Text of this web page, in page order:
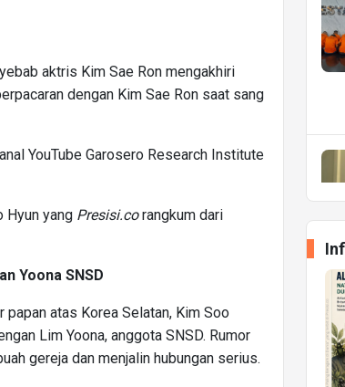
aktris Kim Sae Ron mengakhiri
dengan Kim Sae Ron saat sang
YouTube Garosero Research Institute
Hyun yang Presisi.corangkum dari
Yoona SNSD
atas Korea Selatan, Kim Soo
Lim Yoona, anggota SNSD. Rumor
gereja dan menjalin hubungan serius.